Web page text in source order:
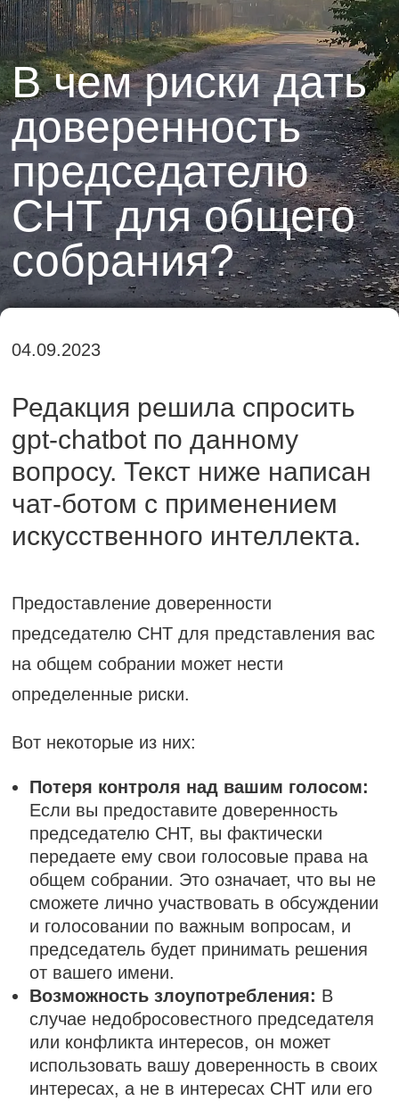
В чем риски дать
доверенность
председателю
СНТ для общего
собрания?
04.09.2023
Редакция решила спросить
gpt-chatbot по данному
вопросу. Текст ниже написан
чат-ботом с применением
искусственного интеллекта.
Предоставление доверенности
председателю СНТ для представления вас
на общем собрании может нести
определенные риски.
Вот некоторые из них:
Потеря контроля над вашим голосом:
Если вы предоставите доверенность
председателю СНТ, вы фактически
передаете ему свои голосовые права на
общем собрании. Это означает, что вы не
сможете лично участвовать в обсуждении
и голосовании по важным вопросам, и
председатель будет принимать решения
от вашего имени.
Возможность злоупотребления: В
случае недобросовестного председателя
или конфликта интересов, он может
использовать вашу доверенность в своих
интересах, а не в интересах СНТ или его